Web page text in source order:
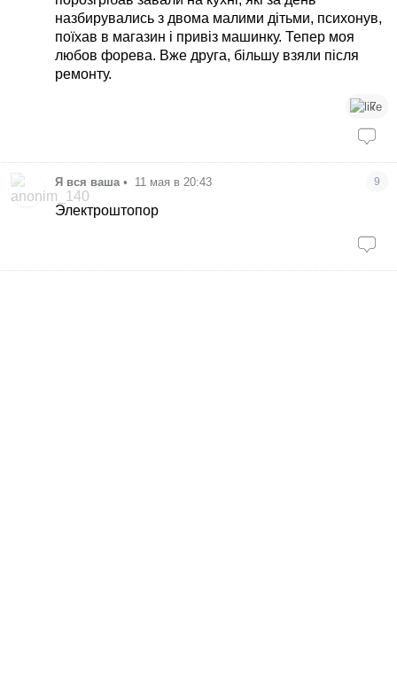
назбирувались з двома малими дітьми, психонув,
поїхав в магазин і привіз машинку. Тепер моя
любов форева. Вже друга, більшу взяли після
ремонту.
7
Я вся ваша • 11 мая в 20:43 9
Электроштопор